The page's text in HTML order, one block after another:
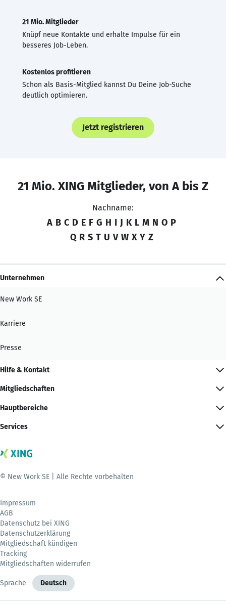
21 Mio. Mitglieder
Knüpf neue Kontakte und erhalte Impulse für ein
besseres Job-Leben.
Kostenlos profitieren
Schon als Basis-Mitglied kannst Du Deine Job-Suche
deutlich optimieren.
Jetzt registrieren
21 Mio. XING Mitglieder, von A bis Z
Nachname:
A B C D E F G H I J K L M N O P
Q R S T U V W X Y Z
Unternehmen
New Work SE
Karriere
Presse
Hilfe & Kontakt
Mitgliedschaften
Hauptbereiche
Services
© New Work SE | Alle Rechte vorbehalten
Impressum
AGB
Datenschutz bei XING
Datenschutzerklärung
Mitgliedschaft kündigen
Tracking
Mitgliedschaften widerrufen
Sprache Deutsch